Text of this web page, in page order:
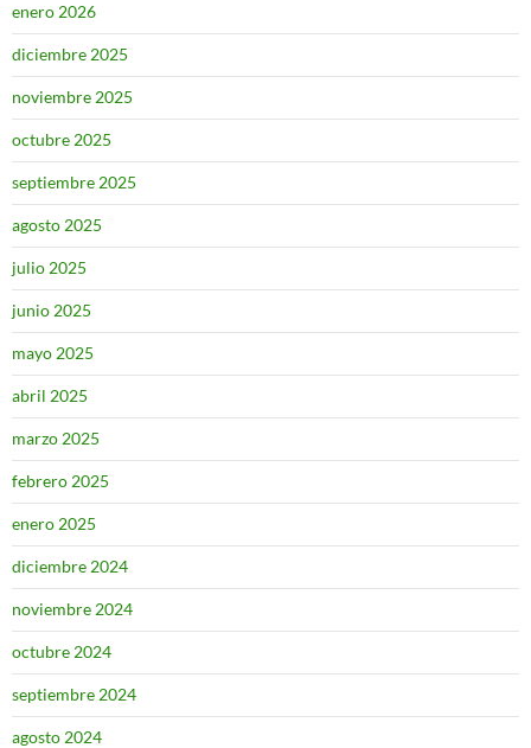
enero 2026
diciembre 2025
noviembre 2025
octubre 2025
septiembre 2025
agosto 2025
julio 2025
junio 2025
mayo 2025
abril 2025
marzo 2025
febrero 2025
enero 2025
diciembre 2024
noviembre 2024
octubre 2024
septiembre 2024
agosto 2024